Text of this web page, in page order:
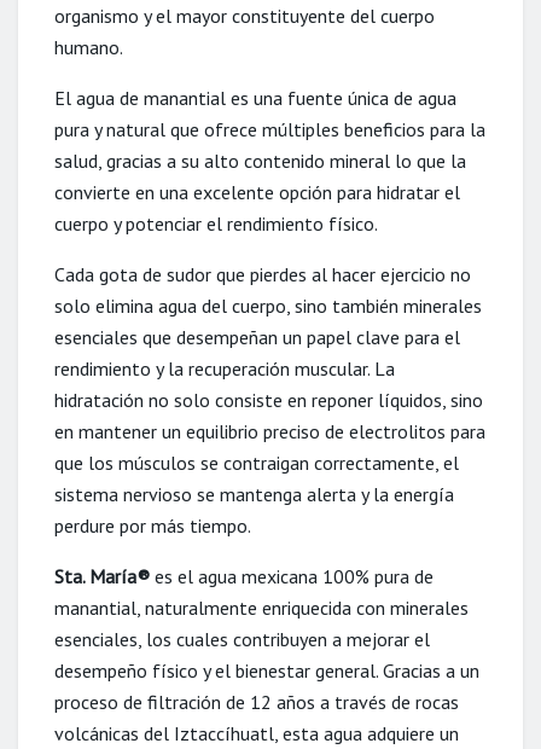
organismo y el mayor constituyente del cuerpo
humano.
El agua de manantial es una fuente única de agua
pura y natural que ofrece múltiples beneficios para la
salud, gracias a su alto contenido mineral lo que la
convierte en una excelente opción para hidratar el
cuerpo y potenciar el rendimiento físico.
Cada gota de sudor que pierdes al hacer ejercicio no
solo elimina agua del cuerpo, sino también minerales
esenciales que desempeñan un papel clave para el
rendimiento y la recuperación muscular. La
hidratación no solo consiste en reponer líquidos, sino
en mantener un equilibrio preciso de electrolitos para
que los músculos se contraigan correctamente, el
sistema nervioso se mantenga alerta y la energía
perdure por más tiempo.
Sta. María® es el agua mexicana 100% pura de
manantial, naturalmente enriquecida con minerales
esenciales, los cuales contribuyen a mejorar el
desempeño físico y el bienestar general. Gracias a un
proceso de filtración de 12 años a través de rocas
volcánicas del Iztaccíhuatl, esta agua adquiere un